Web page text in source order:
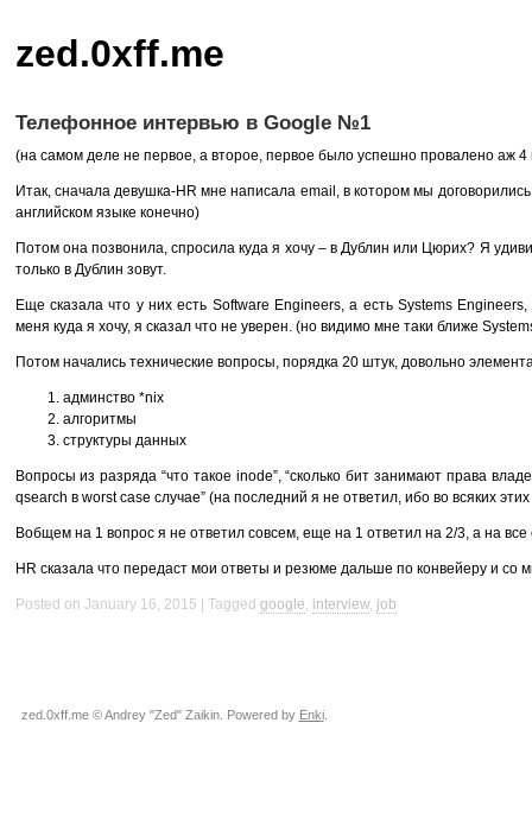
zed.0xff.me
Телефонное интервью в Google №1
(на самом деле не первое, а второе, первое было успешно провалено аж 4
Итак, сначала девушка-HR мне написала еmail, в котором мы
английском языке конечно)
Потом она позвонила, спросила куда я хочу – в Дублин или Цюрих? Я
только в Дублин зовут.
Еще сказала что у них есть Software Engineers, а есть Systems
меня куда я хочу, я сказал что не уверен. (но видимо мне таки ближе
Потом начались технические вопросы, порядка 20 штук, довольно
админство *nix
алгоритмы
структуры данных
Вопросы из разряда “что такое inode”, “сколько бит занимают права
qsearch в worst case случае” (на последний я не ответил, ибо во всяких
Вобщем на 1 вопрос я не ответил совсем, еще на 1 ответил на 2/3, а на
HR сказала что передаст мои ответы и резюме дальше по конвейеру и со
Posted on January 16, 2015 Tagged google, interview, job
zed.0xff.me © Andrey "Zed" Zaikin. Powered by Enki.